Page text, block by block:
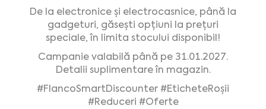
De la electronice și electrocasnice, până la
gadgeturi, găsești opțiuni la prețuri
speciale, în limita stocului disponibil!
Campanie valabilă până pe 31.01.2027.
Detalii suplimentare în magazin.
#FlancoSmartDiscounter#EticheteRoșii
#Reduceri #Oferte